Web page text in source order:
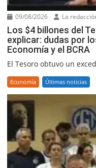
09/08/2026 La
Los $4 billones del
explicar: dudas por
Economía y el BCRA
El Tesoro obtuvo un
Economía Últimas noticias